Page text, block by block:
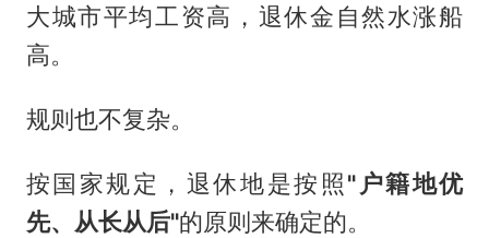
大城市平均工资高，退休金自然水涨船
高。
规则也不复杂。
按国家规定，退休地是按照"户籍地优
先、从长从后"的原则来确定的。